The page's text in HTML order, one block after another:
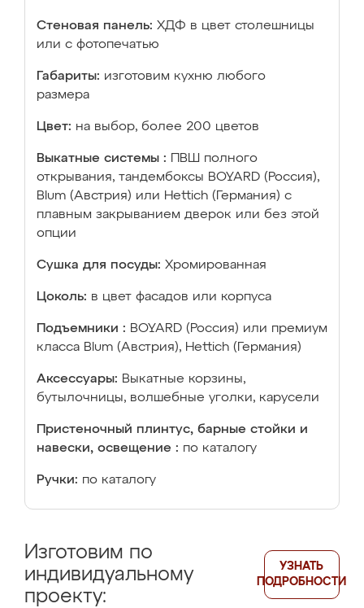
Стеновая панель: ХДФ в цвет столешницы
или с фотопечатью
Габариты: изготовим кухню любого
размера
Цвет: на выбор, более 200 цветов
Выкатные системы :
ПВШ полного
открывания, тандембоксы BOYARD (Россия),
Blum (Австрия) или Hettich (Германия) с
плавным закрыванием дверок или без этой
опции
Сушка для посуды: Хромированная
Цоколь: в цвет фасадов или корпуса
Подъемники : BOYARD (Россия) или премиум
класса Blum (Австрия), Hettich (Германия)
Аксессуары: Выкатные корзины,
бутылочницы, волшебные уголки, карусели
Пристеночный плинтус, барные стойки и
навески, освещение : по каталогу
Ручки: по каталогу
Изготовим по
индивидуальному
проекту:
УЗНАТЬ
ПОДРОБНОСТИ